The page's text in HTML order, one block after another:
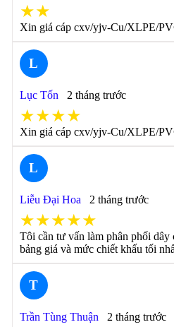
★★
Xin giá cáp cxv/yjv-Cu/XLPE/
L
Lục Tốn 2 tháng trước
★★★★
Xin giá cáp cxv/yjv-Cu/XLPE/
L
Liễu Đại Hoa 2 tháng trước
★★★★★
Tôi cần tư vấn làm phân phối
bảng giá và mức chiết khấu tối
T
Trần Tùng Thuận 2 tháng trước